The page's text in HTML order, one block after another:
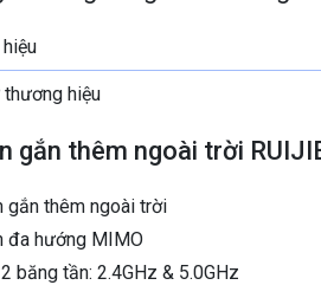
hiệu
gắn thêm ngoài trời
gắn thêm ngoài trời
đa hướng MIMO
băng tần: 2.4GHz & 5.0GHz